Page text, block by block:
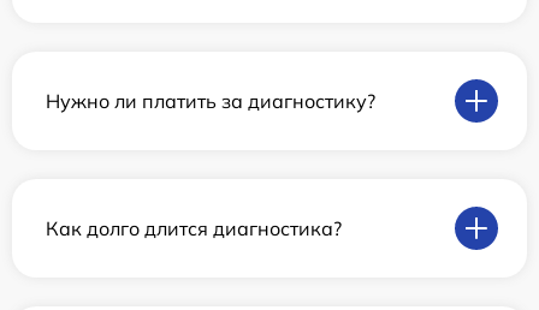
Нужно ли платить за диагностику?
Как долго длится диагностика?